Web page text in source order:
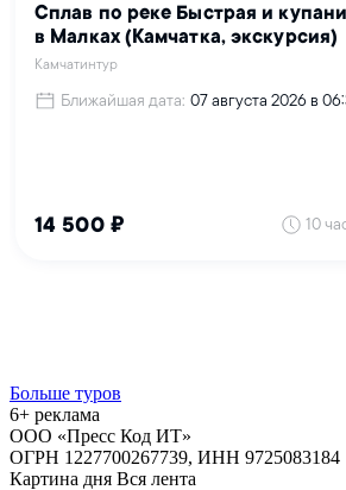
Больше туров
6+ реклама
ООО «Пресс Код ИТ»
ОГРН 1227700267739, ИНН 9725083184
Картина дня Вся лента